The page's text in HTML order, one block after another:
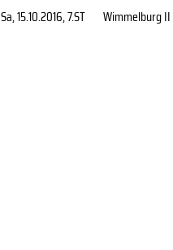
Sa, 15.10.2016, 7.ST Wimmelburg II